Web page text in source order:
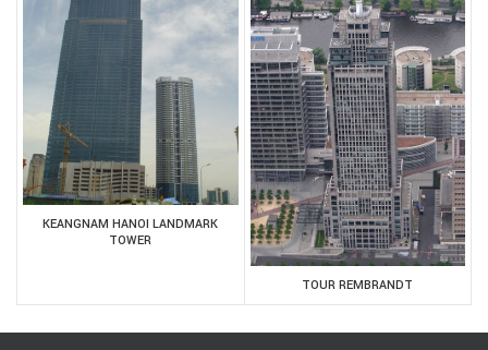
KEANGNAM HANOI LANDMARK
TOWER
TOUR REMBRANDT